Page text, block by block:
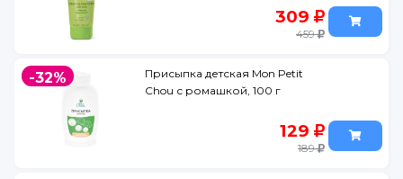
309
459
-32%
Присыпка детская Mon Petit
Chou с ромашкой, 100 г
129
189